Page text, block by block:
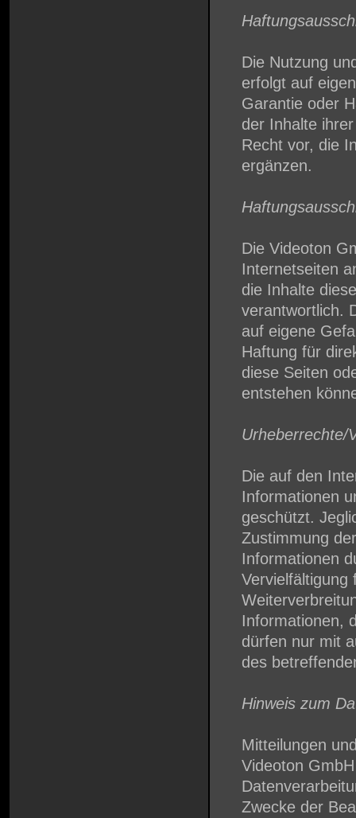
Die Nutzung
erfolgt auf
Garantie oder
der Inhalte
Recht vor, die
ergänzen.
Die Videoton
Internetseiten
die Inhalte
verantwortlich.
auf eigene
Haftung für
diese Seiten
entstehen
Urheberrechte/
Die auf den
Informationen
geschützt.
Zustimmung
Informationen
Vervielfältigung
Informationen,
dürfen nur mit
des
Hinweis zum
Mitteilungen
Videoton
Zwecke der